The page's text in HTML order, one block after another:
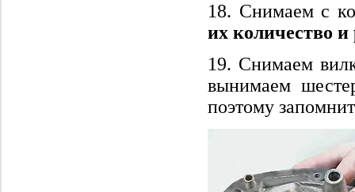
18. Снимаем с
их количество
19. Снимаем
вынимаем
поэтому